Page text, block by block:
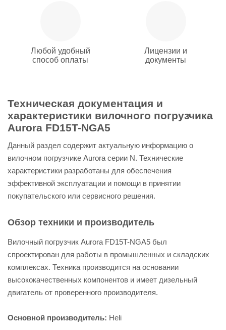
Любой удобный
способ оплаты
Лицензии и
документы
Техническая документация и
характеристики вилочного погрузчика
Aurora FD15T-NGA5
Данный раздел содержит актуальную информацию о
вилочном погрузчике Aurora серии N. Технические
характеристики разработаны для обеспечения
эффективной эксплуатации и помощи в принятии
покупательского или сервисного решения.
Обзор техники и производитель
Вилочный погрузчик Aurora FD15T-NGA5 был
спроектирован для работы в промышленных и складских
комплексах. Техника производится на основании
высококачественных компонентов и имеет дизельный
двигатель от проверенного производителя.
Основной производитель: Heli